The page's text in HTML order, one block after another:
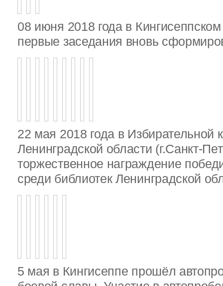
08 июня 2018 года в
первые заседания вновь
22 мая 2018 года в Избирательной
Ленинградской области (г.Санкт-
торжественное награждение
среди библиотек Ленинградской
5 мая в Кингисеппе прошёл